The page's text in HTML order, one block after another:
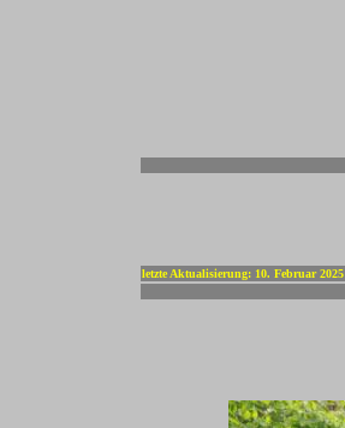
letzte Aktualisierung: 10. Februar 2025